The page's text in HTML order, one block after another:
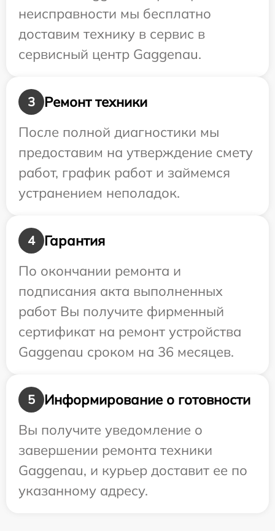
неисправности мы бесплатно
доставим технику в сервис в
сервисный центр Gaggenau.
3
Ремонт техники
После полной диагностики мы
предоставим на утверждение смету
работ, график работ и займемся
устранением неполадок.
4
Гарантия
По окончании ремонта и
подписания акта выполненных
работ Вы получите фирменный
сертификат на ремонт устройства
Gaggenau сроком на 36 месяцев.
5
Информирование о готовности
Вы получите уведомление о
завершении ремонта техники
Gaggenau, и курьер доставит ее по
указанному адресу.